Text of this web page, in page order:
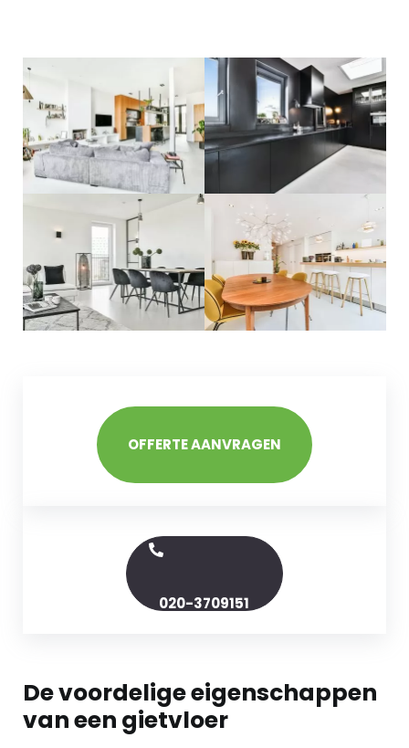
OFFERTE AANVRAGEN
020-3709151
De voordelige eigenschappen
van een gietvloer